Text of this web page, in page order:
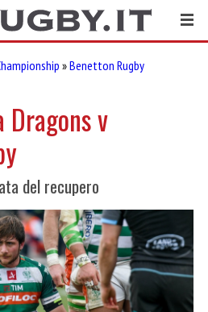
»Benetton Rugby
v
del recupero